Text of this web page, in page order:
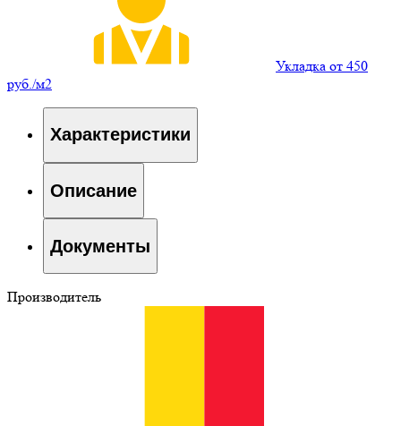
Укладка от 450
руб./м2
Характеристики
Описание
Документы
Производитель